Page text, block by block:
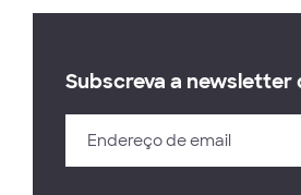
Subscreva a newsletter